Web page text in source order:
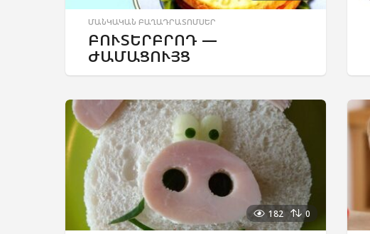
ՄԱՆԿԱԿԱՆ ԲԱՂԱԴՐԱՏՈՄՍԵՐ
ԲՈՒՏԵՐԲՐՈԴ —
ԺԱՄԱՑՈՒՅՑ
182 0